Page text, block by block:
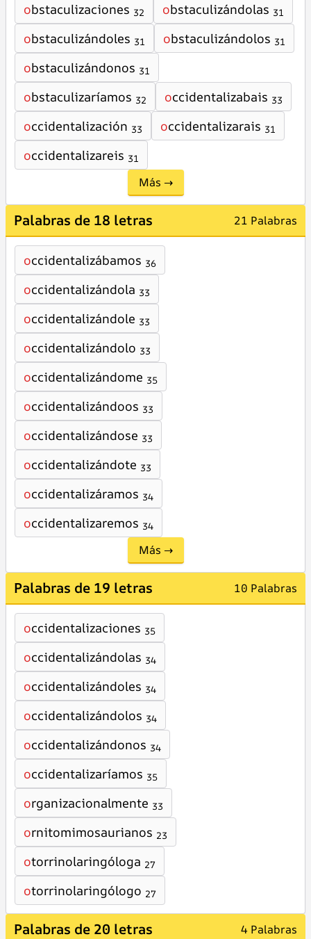
obstaculizaciones 32 obstaculizándolas 31
obstaculizándoles 31 obstaculizándolos 31
obstaculizándonos 31
obstaculizaríamos 32 occidentalizabais 33
occidentalización 33 occidentalizarais 31
occidentalizareis 31
Más →
Palabras de 18 letras 21 Palabras
occidentalizábamos 36
occidentalizándola 33
occidentalizándole 33
occidentalizándolo 33
occidentalizándome 35
occidentalizándoos 33
occidentalizándose 33
occidentalizándote 33
occidentalizáramos 34
occidentalizaremos 34
Más →
Palabras de 19 letras 10 Palabras
occidentalizaciones 35
occidentalizándolas 34
occidentalizándoles 34
occidentalizándolos 34
occidentalizándonos 34
occidentalizaríamos 35
organizacionalmente 33
ornitomimosaurianos 23
otorrinolaringóloga 27
otorrinolaringólogo 27
Palabras de 20 letras 4 Palabras